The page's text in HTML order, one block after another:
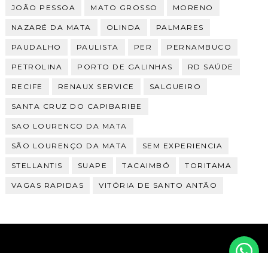
JOÃO PESSOA MATO GROSSO MORENO
NAZARÉ DA MATA OLINDA PALMARES
PAUDALHO PAULISTA PER PERNAMBUCO
PETROLINA PORTO DE GALINHAS RD SAÚDE
RECIFE RENAUX SERVICE SALGUEIRO
SANTA CRUZ DO CAPIBARIBE
SAO LOURENCO DA MATA
SÃO LOURENÇO DA MATA SEM EXPERIENCIA
STELLANTIS SUAPE TACAIMBÓ TORITAMA
VAGAS RAPIDAS VITÓRIA DE SANTO ANTÃO